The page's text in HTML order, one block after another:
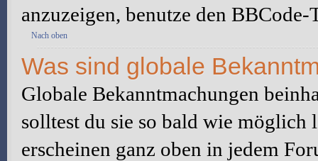
anzuzeigen, benutze den
Nach oben
Was sind globale
Globale Bekanntmachungen
solltest du sie so bald wie möglich
erscheinen ganz oben in jedem